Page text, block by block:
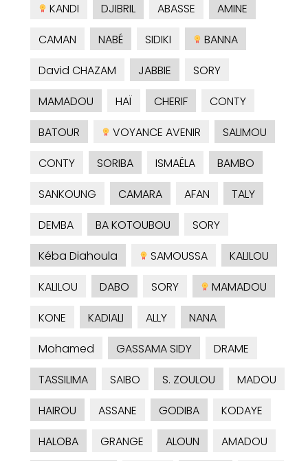
KANDI
DJIBRIL ABASSE
AMINE
CAMAN
NABÉ SIDIKI
BANNA
David CHAZAM
JABBIE
SORY
MAMADOU
HAÏ CHERIF
CONTY
BATOUR
VOYANCE AVENIR
SALIMOU
CONTY
SORIBA ISMAËLA
BAMBO
SANKOUNG
CAMARA AFAN
TALY
DEMBA
BA KOTOUBOU
SORY
Kéba Diahoula
SAMOUSSA
KALILOU
KALILOU
DABO SORY
MAMADOU
KONE
KADIALI ALLY
NANA
Mohamed
GASSAMA SIDY
DRAME
TASSILIMA
SAIBO S. ZOULOU
MADOU
HAIROU
ASSANE GODIBA
KODAYE
HALOBA
GRANGE ALOUN
AMADOU